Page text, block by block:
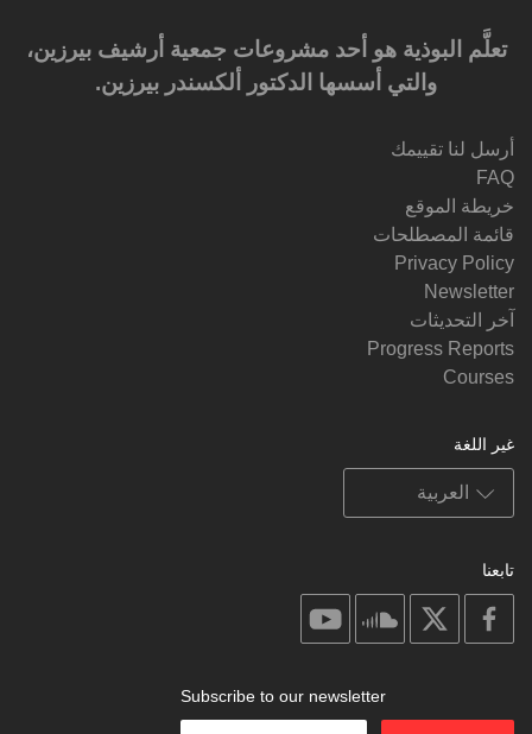
تعلَّم البوذية هو أحد مشروعات جمعية أرشيف بيرزين،
والتي أسسها الدكتور ألكسندر بيرزين.‎‎
أرسل لنا تقييمك
FAQ
خريطة الموقع
قائمة المصطلحات
Privacy Policy
Newsletter
آخر التحديثات
Progress Reports
Courses
غير اللغة
تابعنا
facebook
soundcloud
Subscribe to our newsletter